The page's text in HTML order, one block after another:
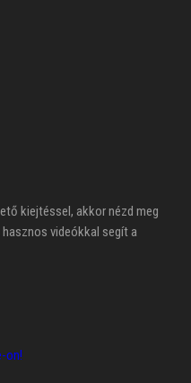
kiejtéssel, akkor nézd meg
videókkal segít a
on!